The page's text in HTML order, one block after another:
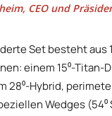
CEO und
Set besteht aus
einem 15⁰-Titan-
28⁰-Hybrid,
Wedges (54⁰